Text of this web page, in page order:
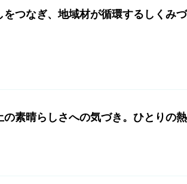
つなぎ、地域材が循環するしくみ
素晴らしさへの気づき。ひとりの